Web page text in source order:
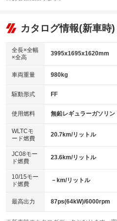
リフトアップ
：装備なし
：装備なし
パワーウィンドウ
アイドリングストップ
：装備あり
USB入力端子
：装備なし
100V電源
：装備なし
センターデフロック
：装備なし
電動格納ミラー
：装備あり
ビジュアル
：装備なし
：装備あり
革シート
キーレス
HID(キセノンライト)
：装備なし
バックカメラ
：装備あり
エアロ
：装備あり
：装備なし
パワーシート
ベンチシート
：装備なし
チップアップシート
：装備なし
：装備なし
カタログ情報(新車時)
全長×全幅
×全高
3995x1695x1620mm
車両重量 980kg
駆動形式 FF
使用燃料 無鉛レギュラーガソリン
WLTCモ
ード燃費
20.7km/リットル
JC08モー
ド燃費
23.6km/リットル
10/15モー
ド燃費
－km/リットル
最高出力 87ps(64kW)/6000rpm